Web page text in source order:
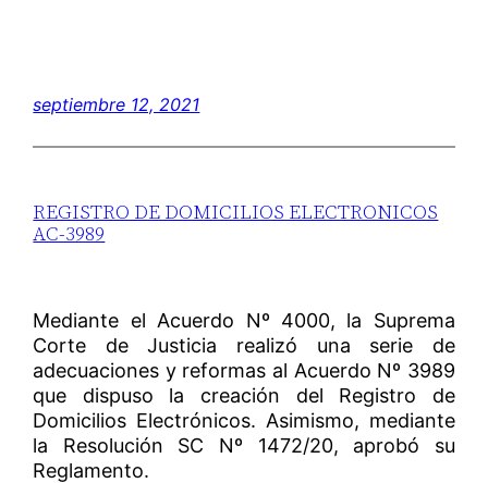
septiembre 12, 2021
REGISTRO DE DOMICILIOS ELECTRONICOS
AC-3989
Mediante el Acuerdo Nº 4000, la Suprema
Corte de Justicia realizó una serie de
adecuaciones y reformas al Acuerdo Nº 3989
que dispuso la creación del Registro de
Domicilios Electrónicos. Asimismo, mediante
la Resolución SC Nº 1472/20, aprobó su
Reglamento.